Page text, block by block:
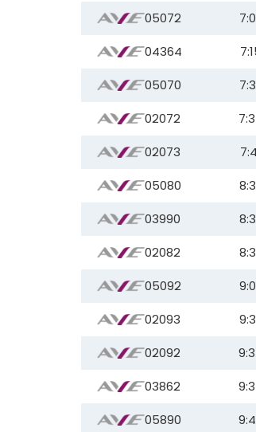
05072
04364
05070
02072
02073
05080
03990
02082
05092
02093
02092
03862
05890